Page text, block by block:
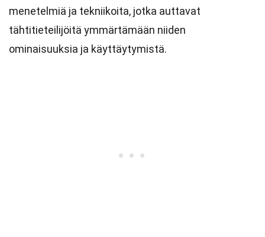
menetelmiä ja tekniikoita, jotka auttavat
tähtitieteilijöitä ymmärtämään niiden
ominaisuuksia ja käyttäytymistä.